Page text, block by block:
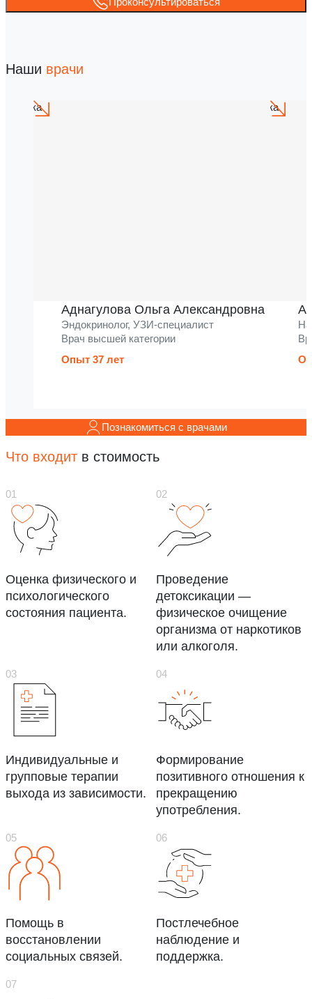
Наши врачи
Аднагулова Ольга Александровна
Эндокринолог, УЗИ-специалист
Врач высшей категории
Опыт 37 лет
Познакомиться с врачами
Что входит в стоимость
Оценка физического и
психологического
состояния пациента.
Проведение
детоксикации —
физическое очищение
организма от наркотиков
или алкоголя.
Индивидуальные и
групповые терапии
выхода из зависимости.
Формирование
позитивного отношения к
прекращению
употребления.
Помощь в
восстановлении
социальных связей.
Постлечебное
наблюдение и
поддержка.